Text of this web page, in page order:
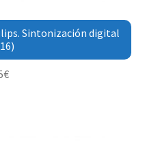
Sintonización digital
€